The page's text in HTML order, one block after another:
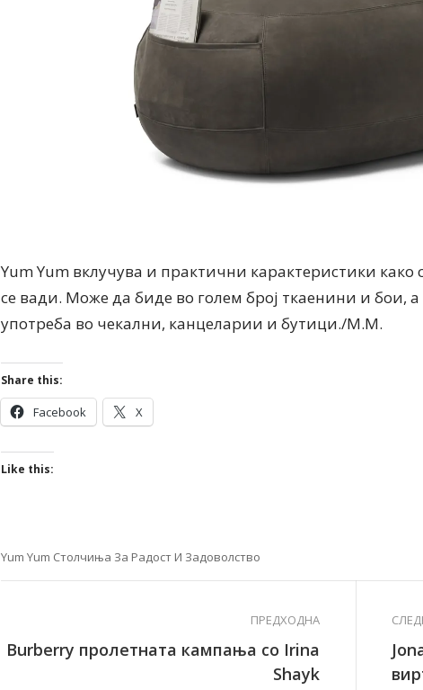
Yum Yum вклучува и практични карактеристики
се вади. Може да биде во голем број ткаенини и бои,
употреба во чекални, канцеларии и бутици./М.М.
Share this:
Facebook X
Like this:
Yum Yum Столчиња За Радост И Задоволство
ПРЕДХОДНА
Burberry пролетната кампања со Irina
Shayk